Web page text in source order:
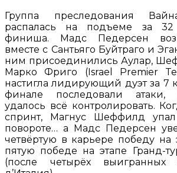
Группа преследования
распалась на подъеме за
финиша. Мадс Педерсен
вместе с Сантьяго Буйтраго и
ним присоединились Аулар,
Марко Фриго (Israel Premier
настигла лидирующий дуэт за
финале последовали
удалось всё контролировать.
спринт, Магнус Шеффилд
повороте… а Мадс Педерсен
четвёртую в карьере победу на
пятую победе на этапе Гранд-
(после четырёх